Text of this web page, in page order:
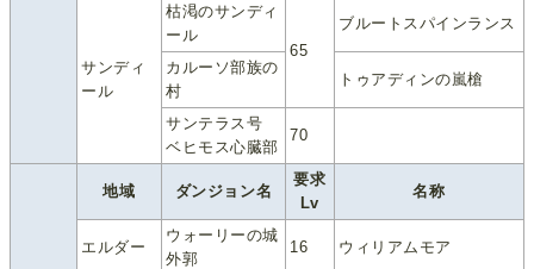
サンディ
ール
枯渇のサンディ
ール
65
ブルートスパインランス
カルーソ部族の
村
トゥアディンの嵐槍
サンテラス号
ベヒモス心臓部
70
地域 ダンジョン名
要求
Lv
名称
エルダー
ウォーリーの城
外郭
16 ウィリアムモア